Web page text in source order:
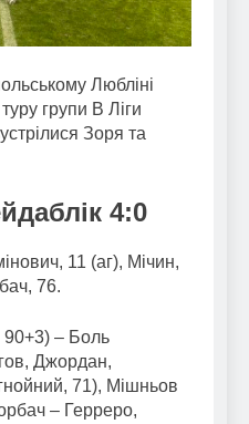
Любліні
групи В Ліги
Зоря та
4:0
11 (аг), Мічин,
76.
90+3) – Боль
Джордан,
71), Мішньов
– Герреро,